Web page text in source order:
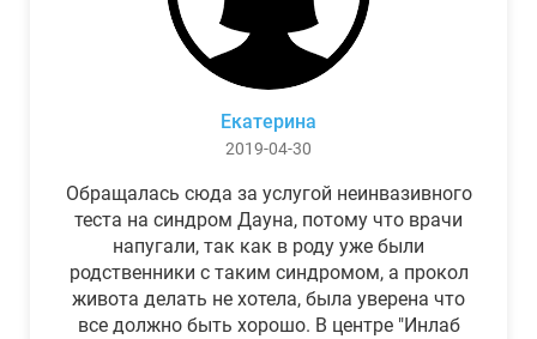
Екатерина
2019-04-30
Обращалась сюда за услугой неинвазивного
теста на синдром Дауна, потому что врачи
напугали, так как в роду уже были
родственники с таким синдромом, а прокол
живота делать не хотела, была уверена что
все должно быть хорошо. В центре "Инлаб